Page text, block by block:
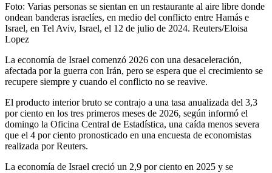
Foto: Varias personas se sientan en un restaurante al aire libre donde
ondean banderas israelíes, en medio del conflicto entre Hamás e
Israel, en Tel Aviv, Israel, el 12 de julio de 2024. Reuters/Eloisa
Lopez
La economía de Israel comenzó 2026 con una desaceleración,
afectada por la guerra con Irán, pero se espera que el crecimiento se
recupere siempre y cuando el conflicto no se reavive.
El producto interior bruto se contrajo a una tasa anualizada del 3,3
por ciento en los tres primeros meses de 2026, según informó el
domingo la Oficina Central de Estadística, una caída menos severa
que el 4 por ciento pronosticado en una encuesta de economistas
realizada por Reuters.
La economía de Israel creció un 2,9 por ciento en 2025 y se